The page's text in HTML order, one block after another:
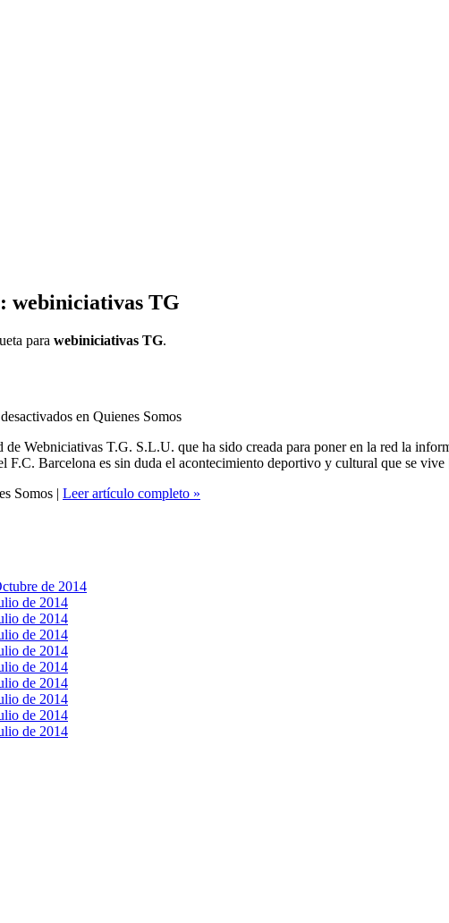
webiniciativas TG
para webiniciativas TG.
en Quienes Somos
de Webniciativas T.G. S.L.U. que ha sido creada para poner en la red la
F.C. Barcelona es sin duda el acontecimiento deportivo y cultural que se
Somos | Leer artículo completo »
de 2014
de 2014
de 2014
de 2014
de 2014
de 2014
de 2014
de 2014
de 2014
de 2014